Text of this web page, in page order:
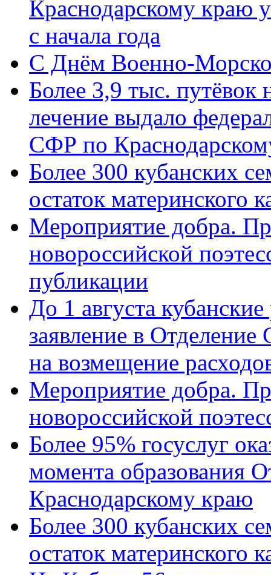
Краснодарскому краю
с начала года
C Днём Военно-
Более 3,9 тыс. путёвок
лечение выдало
СФР по
Более 300 кубанских
остаток материнского
Мероприятие добра.
новороссийской
публикации
До 1 августа
заявление в
на возмещение
Мероприятие добра.
новороссийской
Более 95% госуслуг
момента образования
Краснодарскому краю
Более 300 кубанских
остаток материнского